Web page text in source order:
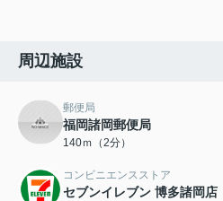
周辺施設
郵便局
福岡諸岡郵便局
140ｍ（2分）
コンビニエンスストア
セブンイレブン 博多諸岡店